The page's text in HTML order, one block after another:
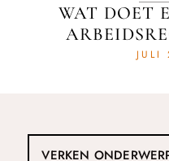
WAT DOET
VERKEN